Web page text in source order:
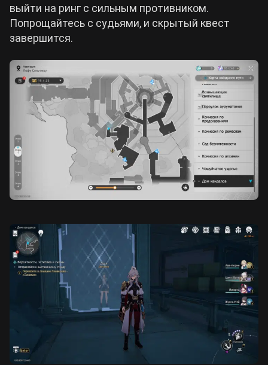
выйти на ринг с сильным противником.
Попрощайтесь с судьями, и скрытый квест
завершится.